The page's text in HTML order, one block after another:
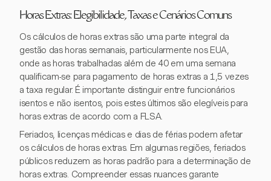
Horas Extras: Elegibilidade, Taxas e Cenários Comuns
Os cálculos de horas extras são uma parte integral da
gestão das horas semanais, particularmente nos EUA,
onde as horas trabalhadas além de 40 em uma semana
qualificam-se para pagamento de horas extras a 1,5 vezes
a taxa regular. É importante distinguir entre funcionários
isentos e não isentos, pois estes últimos são elegíveis para
horas extras de acordo com a FLSA.
Feriados, licenças médicas e dias de férias podem afetar
os cálculos de horas extras. Em algumas regiões, feriados
públicos reduzem as horas padrão para a determinação de
horas extras. Compreender essas nuances garante